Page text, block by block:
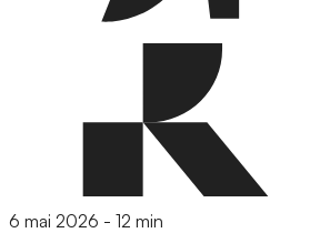
6 mai 2026 - 12 min